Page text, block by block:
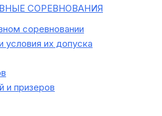
СОРЕВНОВАНИЯ
соревновании
условия их допуска
и призеров